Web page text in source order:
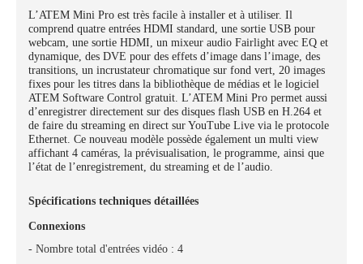
L’ATEM Mini Pro est très facile à installer et à utiliser. Il
comprend quatre entrées HDMI standard, une sortie USB pour
webcam, une sortie HDMI, un mixeur audio Fairlight avec EQ et
dynamique, des DVE pour des effets d’image dans l’image, des
transitions, un incrustateur chromatique sur fond vert, 20 images
fixes pour les titres dans la bibliothèque de médias et le logiciel
ATEM Software Control gratuit. L’ATEM Mini Pro permet aussi
d’enregistrer directement sur des disques flash USB en H.264 et
de faire du streaming en direct sur YouTube Live via le protocole
Ethernet. Ce nouveau modèle possède également un multi view
affichant 4 caméras, la prévisualisation, le programme, ainsi que
l’état de l’enregistrement, du streaming et de l’audio.
Spécifications techniques détaillées
Connexions
- Nombre total d'entrées vidéo : 4